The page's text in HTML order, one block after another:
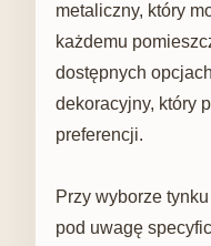
metaliczny, który
każdemu
dostępnych
dekoracyjny, który
preferencji.
Przy wyborze
pod uwagę